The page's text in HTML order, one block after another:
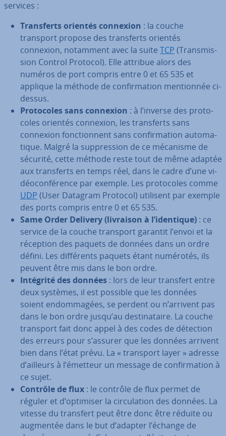
services :
Trans­ferts orientés connexion : la couche
transport propose des trans­ferts orientés
connexion, notamment avec la suite TCP (Trans­mis­
sion Control Protocol). Elle attribue alors des
numéros de port compris entre 0 et 65 535 et
applique la méthode de con­fir­ma­tion men­tion­née ci-
dessus.
Pro­to­coles sans connexion : à l’inverse des pro­to­
coles orientés connexion, les trans­ferts sans
connexion fonc­tion­nent sans con­fir­ma­tion au­to­ma­
tique. Malgré la sup­pres­sion de ce mécanisme de
sécurité, cette méthode reste tout de même adaptée
aux trans­ferts en temps réel, dans le cadre d’une vi­
déo­con­fé­rence par exemple. Les pro­to­coles comme
UDP (User Datagram Protocol) utilisent par exemple
des ports compris entre 0 et 65 535.
Same Order Delivery (livraison à l’identique) : ce
service de la couche transport garantit l’envoi et la
réception des paquets de données dans un ordre
défini. Les dif­fé­rents paquets étant numérotés, ils
peuvent être mis dans le bon ordre.
Intégrité des données : lors de leur transfert entre
deux systèmes, il est possible que les données
soient en­dom­ma­gées, se perdent ou n’arrivent pas
dans le bon ordre jusqu’au des­ti­na­taire. La couche
transport fait donc appel à des codes de détection
des erreurs pour s’assurer que les données arrivent
bien dans l’état prévu. La « transport layer » adresse
d’ailleurs à l’émetteur un message de con­fir­ma­tion à
ce sujet.
Contrôle de flux : le contrôle de flux permet de
réguler et d’optimiser la cir­cu­la­tion des données. La
vitesse du transfert peut être donc être réduite ou
augmentée dans le but d’adapter l’échange de